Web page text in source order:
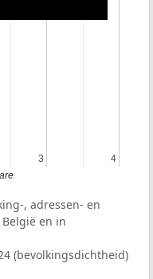
3
3 4
4
, adressen- en
en in
(bevolkingsdichtheid)